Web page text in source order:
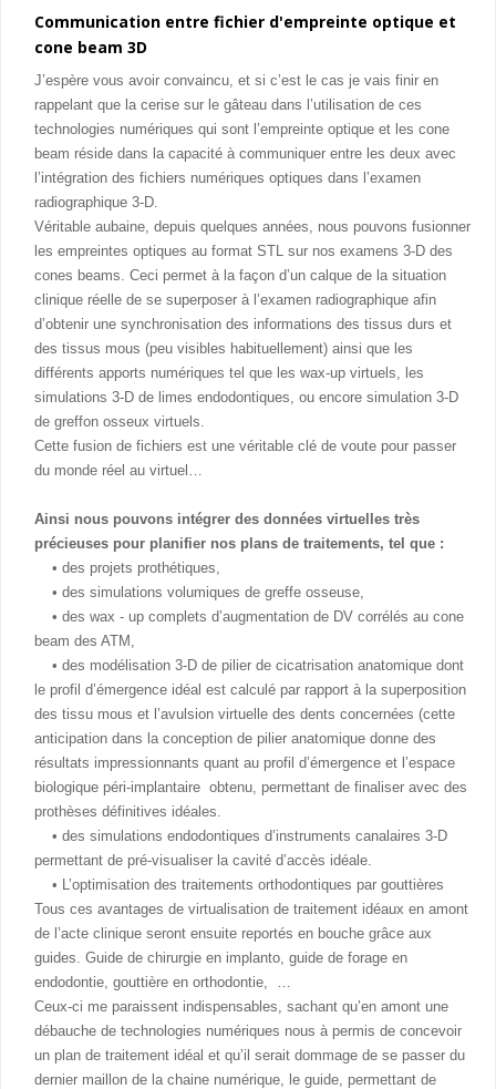
Communication entre fichier d'empreinte optique et
cone beam 3D
J’espère vous avoir convaincu, et si c’est le cas je vais finir en
rappelant que la cerise sur le gâteau dans l’utilisation de ces
technologies numériques qui sont l’empreinte optique et les cone
beam réside dans la capacité à communiquer entre les deux avec
l’intégration des fichiers numériques optiques dans l’examen
radiographique 3-D.
Véritable aubaine, depuis quelques années, nous pouvons fusionner
les empreintes optiques au format STL sur nos examens 3-D des
cones beams. Ceci permet à la façon d’un calque de la situation
clinique réelle de se superposer à l’examen radiographique afin
d’obtenir une synchronisation des informations des tissus durs et
des tissus mous (peu visibles habituellement) ainsi que les
différents apports numériques tel que les wax-up virtuels, les
simulations 3-D de limes endodontiques, ou encore simulation 3-D
de greffon osseux virtuels.
Cette fusion de fichiers est une véritable clé de voute pour passer
du monde réel au virtuel…
Ainsi nous pouvons intégrer des données virtuelles très
précieuses pour planifier nos plans de traitements, tel que :
• des projets prothétiques,
• des simulations volumiques de greffe osseuse,
• des wax - up complets d’augmentation de DV corrélés au cone
beam des ATM,
• des modélisation 3-D de pilier de cicatrisation anatomique dont
le profil d’émergence idéal est calculé par rapport à la superposition
des tissu mous et l’avulsion virtuelle des dents concernées (cette
anticipation dans la conception de pilier anatomique donne des
résultats impressionnants quant au profil d’émergence et l’espace
biologique péri-implantaire obtenu, permettant de finaliser avec des
prothèses définitives idéales.
• des simulations endodontiques d’instruments canalaires 3-D
permettant de pré-visualiser la cavité d’accès idéale.
• L’optimisation des traitements orthodontiques par gouttières
Tous ces avantages de virtualisation de traitement idéaux en amont
de l’acte clinique seront ensuite reportés en bouche grâce aux
guides. Guide de chirurgie en implanto, guide de forage en
endodontie, gouttière en orthodontie, …
Ceux-ci me paraissent indispensables, sachant qu’en amont une
débauche de technologies numériques nous à permis de concevoir
un plan de traitement idéal et qu’il serait dommage de se passer du
dernier maillon de la chaine numérique, le guide, permettant de